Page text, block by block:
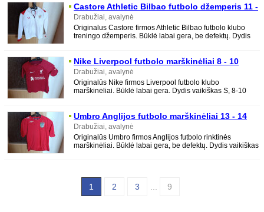
Castore Athletic Bilbao futbolo džemperis 11 -
12 metų
Drabužiai, avalynė
Originalus Castore firmos Athletic Bilbao futbolo klubo
treningo džemperis. Būklė labai gera, be defektų. Dydis
Nike Liverpool futbolo marškinėliai 8 - 10
metų
Drabužiai, avalynė
Originalūs Nike firmos Liverpool futbolo klubo
marškinėliai. Būklė labai gera. Dydis vaikiškas S, 8-10
Umbro Anglijos futbolo marškinėliai 13 - 14
metų
Drabužiai, avalynė
Originalūs Umbro firmos Anglijos futbolo rinktinės
marškinėliai. Būklė labai gera, be defektų. Dydis vaikiškas
1 2 3 9